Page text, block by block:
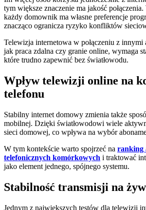
tym większe znaczenie ma jakość
każdy domownik ma własne preferencje
znacząco ogranicza ryzyko konfliktów
Telewizja internetowa w połączeniu z
jak praca zdalna czy granie online, wymaga
które trudno zapewnić bez światłowodu.
Wpływ telewizji online na
telefonu
Stabilny internet domowy zmienia także
mobilnej. Dzięki światłowodowi wiele
sieci domowej, co wpływa na wybór
W tym kontekście warto spojrzeć na ranking
telefonicznych komórkowych i traktować
jako element jednego, spójnego systemu.
Stabilność transmisji na
Jednym z największych testów dla telewizji